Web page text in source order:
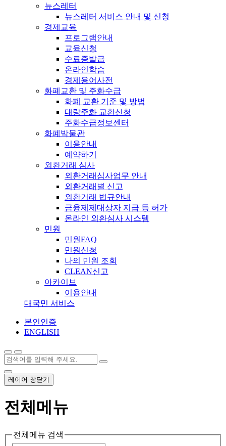
뉴스레터
뉴스레터 서비스 안내 및 신청
경제교육
프로그램안내
교육신청
수료증발급
온라인학습
경제용어사전
화폐교환 및 주화수급
화폐 교환 기준 및 방법
대량주화 교환신청
주화수급정보센터
화폐박물관
이용안내
예약하기
외환거래 심사
외환거래심사업무 안내
외환거래별 신고
외환거래 법규안내
금융제제대상자 지급 등 허가
온라인 외환심사 시스템
민원
민원FAQ
민원신청
나의 민원 조회
CLEAN신고
아카이브
이용안내
대국민 서비스
본인인증
ENGLISH
레이어 창닫기
전체메뉴
전체메뉴 검색